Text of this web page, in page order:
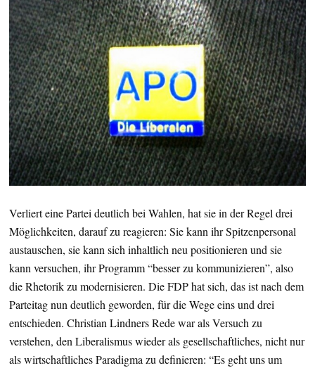
Verliert eine Partei deutlich bei Wahlen, hat sie in der Regel drei
Möglichkeiten, darauf zu reagieren: Sie kann ihr Spitzenpersonal
austauschen, sie kann sich inhaltlich neu positionieren und sie
kann versuchen, ihr Programm “besser zu kommunizieren”, also
die Rhetorik zu modernisieren. Die FDP hat sich, das ist nach dem
Parteitag nun deutlich geworden, für die Wege eins und drei
entschieden. Christian Lindners Rede war als Versuch zu
verstehen, den Liberalismus wieder als gesellschaftliches, nicht nur
als wirtschaftliches Paradigma zu definieren: “Es geht uns um